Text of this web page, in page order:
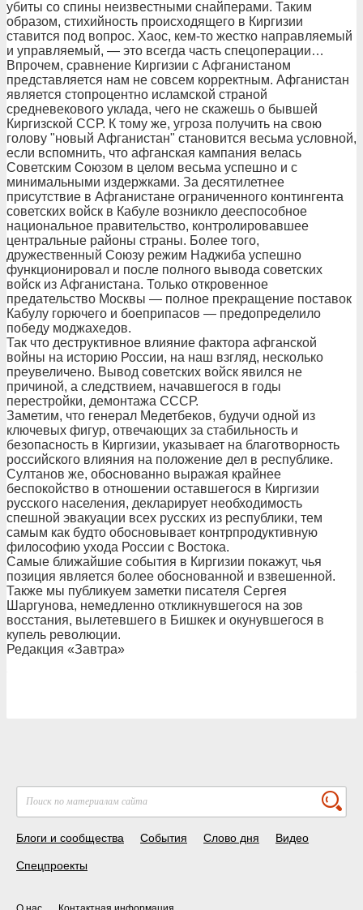
убиты со спины неизвестными снайперами. Таким
образом, стихийность происходящего в Киргизии
ставится под вопрос. Хаос, кем-то жестко направляемый
и управляемый, — это всегда часть спецоперации…
Впрочем, сравнение Киргизии с Афганистаном
представляется нам не совсем корректным. Афганистан
является стопроцентно исламской страной
средневекового уклада, чего не скажешь о бывшей
Киргизской ССР. К тому же, угроза получить на свою
голову "новый Афганистан" становится весьма условной,
если вспомнить, что афганская кампания велась
Советским Союзом в целом весьма успешно и с
минимальными издержками. За десятилетнее
присутствие в Афганистане ограниченного контингента
советских войск в Кабуле возникло дееспособное
национальное правительство, контролировавшее
центральные районы страны. Более того,
дружественный Союзу режим Наджиба успешно
функционировал и после полного вывода советских
войск из Афганистана. Только откровенное
предательство Москвы — полное прекращение поставок
Кабулу горючего и боеприпасов — предопределило
победу моджахедов.
Так что деструктивное влияние фактора афганской
войны на историю России, на наш взгляд, несколько
преувеличено. Вывод советских войск явился не
причиной, а следствием, начавшегося в годы
перестройки, демонтажа СССР.
Заметим, что генерал Медетбеков, будучи одной из
ключевых фигур, отвечающих за стабильность и
безопасность в Киргизии, указывает на благотворность
российского влияния на положение дел в республике.
Султанов же, обоснованно выражая крайнее
беспокойство в отношении оставшегося в Киргизии
русского населения, декларирует необходимость
спешной эвакуации всех русских из республики, тем
самым как будто обосновывает контрпродуктивную
философию ухода России с Востока.
Самые ближайшие события в Киргизии покажут, чья
позиция является более обоснованной и взвешенной.
Также мы публикуем заметки писателя Сергея
Шаргунова, немедленно откликнувшегося на зов
восстания, вылетевшего в Бишкек и окунувшегося в
купель революции.
Редакция «Завтра»
Блоги и сообщества События Слово дня Видео
Спецпроекты